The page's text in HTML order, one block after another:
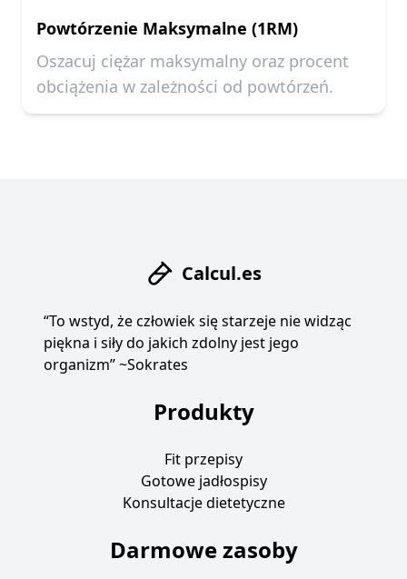
Powtórzenie Maksymalne (1RM)
Oszacuj ciężar maksymalny oraz procent
obciążenia w zależności od powtórzeń.
Calcul.es
“To wstyd, że człowiek się starzeje nie widząc
piękna i siły do jakich zdolny jest jego
organizm” ~Sokrates
Produkty
Fit przepisy
Gotowe jadłospisy
Konsultacje dietetyczne
Darmowe zasoby